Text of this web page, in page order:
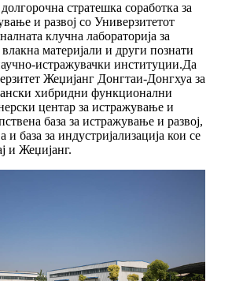
стратешка соработка за
и развој со Универзитетот
клучна лабораторија за
материјали и други познати
истражувачки институции.Да
Жеџијанг Донгтаи-Донгхуа за
хибридни функционални
центар за истражување и
база за истражување и развој,
и база за индустријализација кои се
и Жеџијанг.